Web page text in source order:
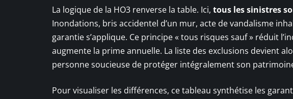
La logique de la HO3 renverse la table. Ici, tous les sinistres
Inondations, bris accidentel d’un mur, acte de vandalisme
garantie s’applique. Ce principe « tous risques sauf » réduit
augmente la prime annuelle. La liste des exclusions devient
personne soucieuse de protéger intégralement son
Pour visualiser les différences, ce tableau synthétise les